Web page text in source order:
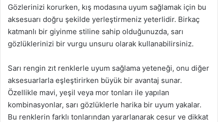
Gözlerinizi korurken, kış modasına uyum sağlamak için bu
aksesuarı doğru şekilde yerleştirmeniz yeterlidir. Birkaç
katmanlı bir giyinme stiline sahip olduğunuzda, sarı
gözlüklerinizi bir vurgu unsuru olarak kullanabilirsiniz.
Sarı rengin zıt renklerle uyum sağlama yeteneği, onu diğer
aksesuarlarla eşleştirirken büyük bir avantaj sunar.
Özellikle mavi, yeşil veya mor tonları ile yapılan
kombinasyonlar, sarı gözlüklerle harika bir uyum yakalar.
Bu renklerin farklı tonlarından yararlanarak cesur ve dikkat